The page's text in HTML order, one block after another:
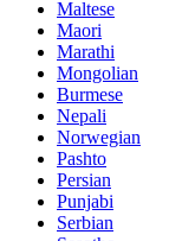
Maltese
Maori
Marathi
Mongolian
Burmese
Nepali
Norwegian
Pashto
Persian
Punjabi
Serbian